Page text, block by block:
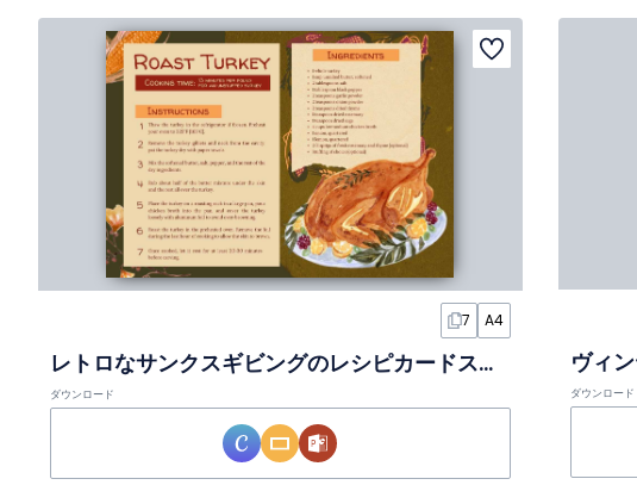
7 A4
レトロなサンクスギビングのレシピカードスライド
ダウンロード ダウンロード